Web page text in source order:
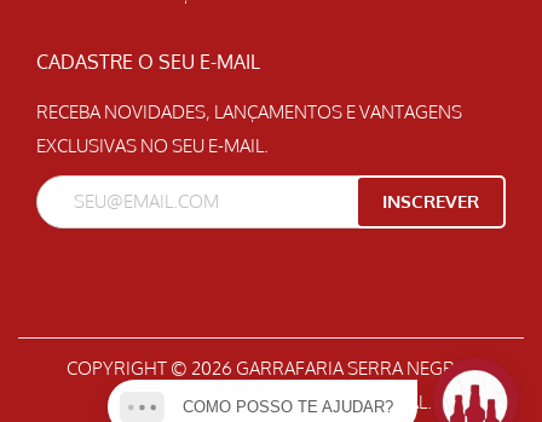
CADASTRE O SEU E-MAIL
RECEBA NOVIDADES, LANÇAMENTOS E VANTAGENS
EXCLUSIVAS NO SEU E-MAIL.
COPYRIGHT © 2026 GARRAFARIA SERRA NEGRA|
DESENVOLVIDO PORGEPETO DIGITAL
COMO POSSO TE AJUDAR?